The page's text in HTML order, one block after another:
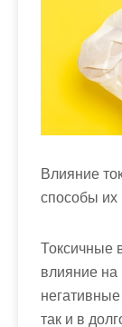
Влияние
способы их
Токсичные
влияние на
негативные
так и в